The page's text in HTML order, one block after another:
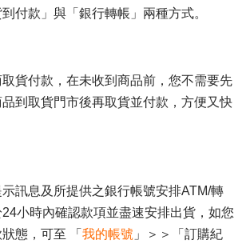
付款」與「銀行轉帳」兩種方式。
貨付款，在未收到商品前，您不需要先
到取貨門市後再取貨並付款，方便又快
訊息及所提供之銀行帳號安排ATM/轉
小時內確認款項並盡速安排出貨，如您
態，可至 「 我的帳號 」＞＞「訂購紀